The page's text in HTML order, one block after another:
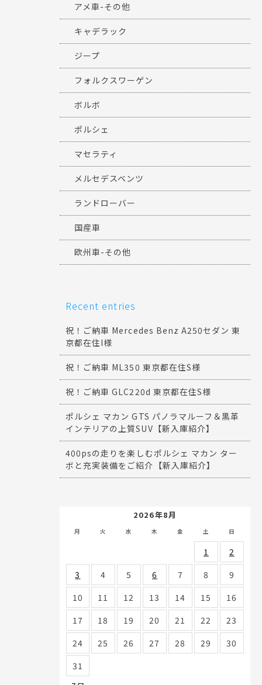
アメ車-その他
キャデラック
ジープ
フォルクスワーゲン
ボルボ
ポルシェ
マセラティ
メルセデスベンツ
ランドローバー
国産車
欧州車-その他
Recent entries
祝！ご納車 Mercedes Benz A250セダン 東
京都在住I様
祝！ご納車 ML350 東京都在住S様
祝！ご納車 GLC220d 東京都在住S様
ポルシェ マカン GTS パノラマルーフ＆黒革
インテリアの上質SUV【新入庫紹介】
400psの走りを楽しむポルシェ マカン ター
ボと充実装備をご紹介【新入庫紹介】
2026年8月
月 火 水 木 金 土 日
1
2
3
4 5 6 7 8
9
10
11 12 13 14 15
16
17
18 19 20 21 22
23
24
25 26 27 28 29
30
31